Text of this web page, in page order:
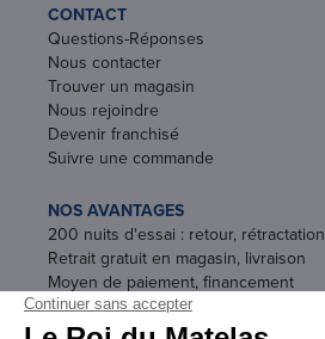
CONTACT
Questions-Réponses
Nous contacter
Trouver un magasin
Nous rejoindre
Devenir franchisé
Suivre une commande
NOS AVANTAGES
200 nuits d'essai : retour, rétractation
Retrait gratuit en magasin, livraison
Moyen de paiement, financement
Garantie